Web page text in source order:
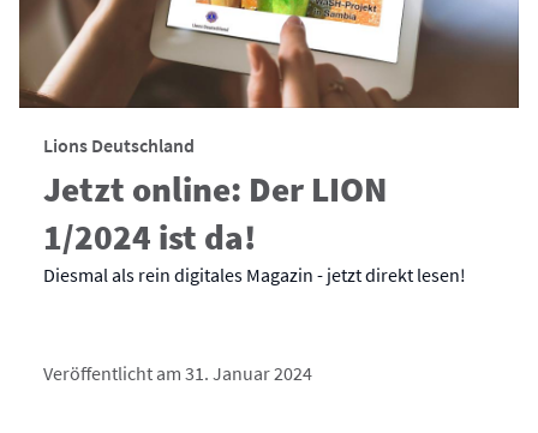
Lions Deutschland
Jetzt online: Der LION
1/2024 ist da!
Diesmal als rein digitales Magazin - jetzt direkt lesen!
Veröffentlicht am 31. Januar 2024